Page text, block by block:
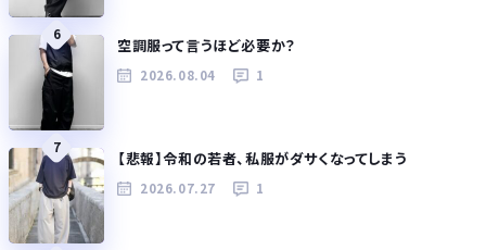
6
空調服って言うほど必要か？
2026.08.04 1
7
【悲報】令和の若者、私服がダサくなってしまう
2026.07.27 1